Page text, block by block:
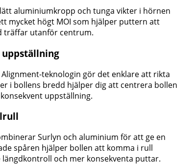
aluminiumkropp och tunga vikter i hörnen
mycket högt MOI som hjälper puttern att
träffar utanför centrum.
teknologin gör det enklare att rikta
i bollens bredd hjälper dig att centrera bollen
uppställning.
Surlyn och aluminium för att ge en
spåren hjälper bollen att komma i rull
och mer konsekventa puttar.